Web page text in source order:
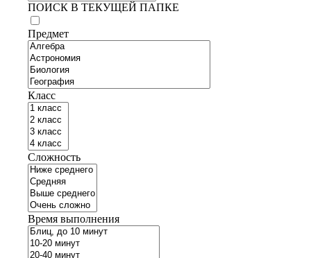
ПОИСК В ТЕКУЩЕЙ ПАПКЕ
Предмет
Класс
Сложность
Время выполнения